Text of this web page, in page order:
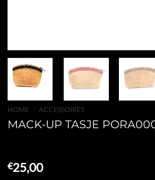
HOME ACCESSOIRES
MACK-UP TASJE
€25,00